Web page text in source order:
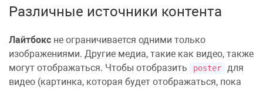
Различные источники контента
Лайтбокс не ограничивается одними только
изображениями. Другие медиа, такие как видео, также
могут отображаться. Чтобы отобразить
poster
для
видео (картинка, которая будет отображаться, пока